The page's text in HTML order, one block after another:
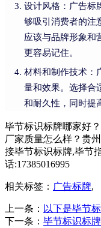
设计风格：广告标
够吸引消费者的注
应该与品牌形象和
更容易记住。
材料和制作技术：
量和效果。选择合
和耐久性，同时提
毕节标识标牌哪家好
厂家质量怎么样？贵
接毕节标识标牌,毕节
话:17385016995
相关标签： 广告标牌,
上一条： 以下是毕节
下一条： 毕节标识标